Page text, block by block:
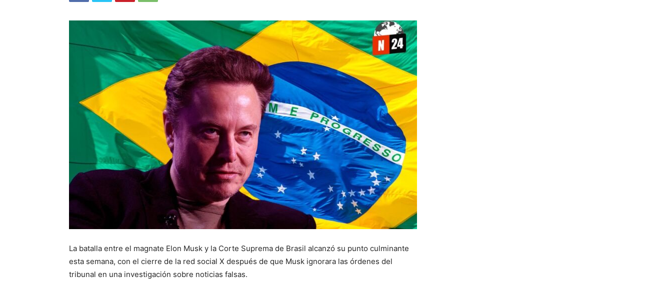
La batalla entre el magnate Elon Musk y la Corte Suprema de Brasil alcanzó su punto culminante
esta semana, con el cierre de la red social X después de que Musk ignorara las órdenes del
tribunal en una investigación sobre noticias falsas.